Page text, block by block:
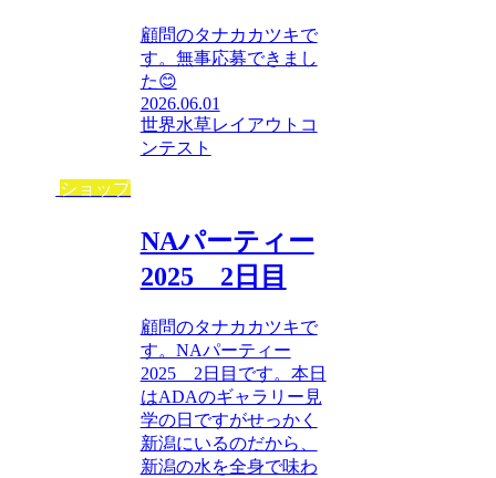
顧問のタナカカツキで
す。無事応募できまし
た😊
2026.06.01
世界水草レイアウトコ
ンテスト
ショップ
NAパーティー
2025 2日目
顧問のタナカカツキで
す。NAパーティー
2025 2日目です。本日
はADAのギャラリー見
学の日ですがせっかく
新潟にいるのだから、
新潟の水を全身で味わ